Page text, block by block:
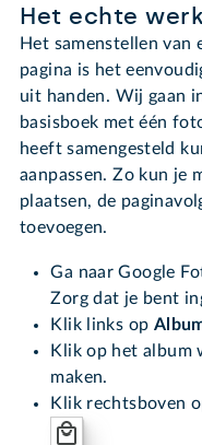
Het echte
Het samenstellen van
pagina is het
uit handen. Wij gaan
basisboek met één
heeft samengesteld
aanpassen. Zo kun je
plaatsen, de
toevoegen.
Ga naar Google
Zorg dat je bent
Klik links op
Klik op het album
maken.
Klik rechtsboven